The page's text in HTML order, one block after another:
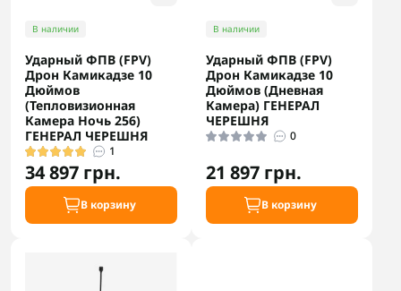
В наличии
Ударный ФПВ (FPV)
Дрон Камикадзе 10
Дюймов
(Тепловизионная
Камера Ночь 256)
ГЕНЕРАЛ ЧЕРЕШНЯ
1
34 897 грн.
В корзину
В наличии
Ударный ФПВ (FPV)
Дрон Камикадзе 10
Дюймов (Дневная
Камера) ГЕНЕРАЛ
ЧЕРЕШНЯ
0
21 897 грн.
В корзину